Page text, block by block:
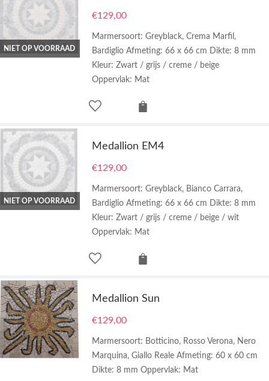
NIET OP VOORRAAD
€129,00
Marmersoort: Greyblack, Crema Marfil,
Bardiglio Afmeting: 66 x 66 cm Dikte: 8 mm
Kleur: Zwart / grijs / creme / beige
Oppervlak: Mat
NIET OP VOORRAAD
Medallion EM4
€129,00
Marmersoort: Greyblack, Bianco Carrara,
Bardiglio Afmeting: 66 x 66 cm Dikte: 8 mm
Kleur: Zwart / grijs / creme / beige / wit
Oppervlak: Mat
Medallion Sun
€129,00
Marmersoort: Botticino, Rosso Verona, Nero
Marquina, Giallo Reale Afmeting: 60 x 60 cm
Dikte: 8 mm Oppervlak: Mat